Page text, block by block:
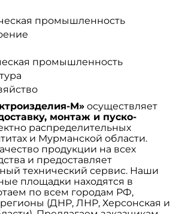
промышленность
промышленность
М» осуществляет
монтаж и пуско-
распределительных
и Мурманской области.
продукции на всех
и предоставляет
технический сервис. Наши
площадки находятся в
по всем городам РФ,
(ДНР, ЛНР, Херсонская и